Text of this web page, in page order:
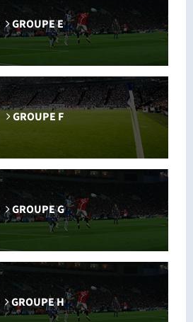
GROUPE E
GROUPE F
GROUPE G
GROUPE H